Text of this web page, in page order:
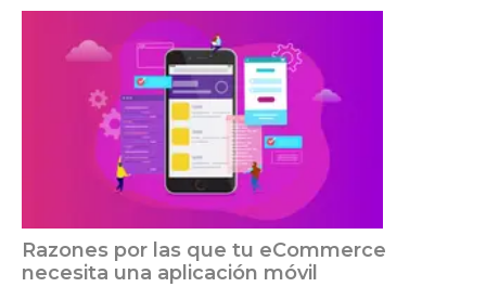
Razones por las que tu eCommerce
necesita una aplicación móvil